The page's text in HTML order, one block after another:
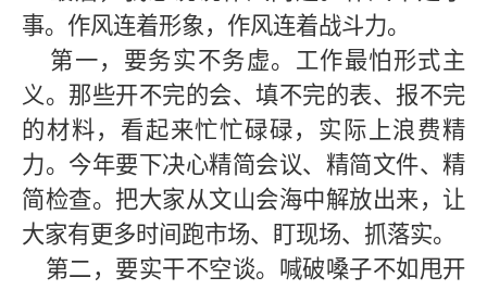
事。作风连着形象，作风连着战斗力。
第一，要务实不务虚。工作最怕形式主
义。那些开不完的会、填不完的表、报不完
的材料，看起来忙忙碌碌，实际上浪费精
力。今年要下决心精简会议、精简文件、精
简检查。把大家从文山会海中解放出来，让
大家有更多时间跑市场、盯现场、抓落实。
第二，要实干不空谈。喊破嗓子不如甩开